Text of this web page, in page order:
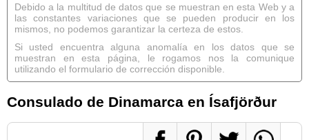
Debido a la multitud de datos que se muestran en esta Web y a
las constantes variaciones que se pueden producir en los
mismos, no podemos garantizar la certeza de estos.
Si usted encuentra alguna anomalía en los datos que se
muestran en esta página, le rogamos nos la comunique
utilizando el formulario de corrección disponible.
Consulado de Dinamarca en Ísafjörður